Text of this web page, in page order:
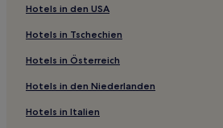
Hotels nahe Hafen von Östhammar
Gemeinde Tierp: Hotels
Lydinge Hotels
Hotels nahe Fjällnora Hundestrand
Huddungeby Hotels
Hotels in den USA
Hotels in Tschechien
Hotels in Österreich
Hotels in den Niederlanden
Hotels in Italien